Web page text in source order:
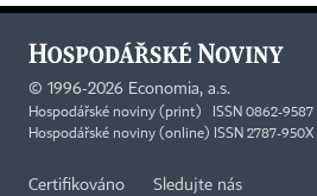
© 1996-2026 Economia, a.s.
Hospodářské noviny (print) ISSN 0862-9587
Hospodářské noviny (online) ISSN 2787-950X
Certifikováno Sledujte nás